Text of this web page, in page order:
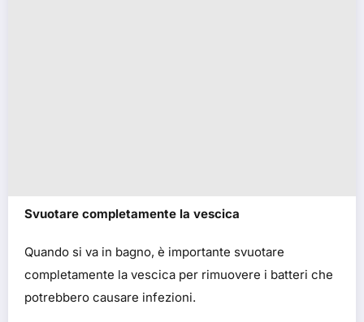
Svuotare completamente la vescica
Quando si va in bagno, è importante svuotare
completamente la vescica per rimuovere i batteri che
potrebbero causare infezioni.